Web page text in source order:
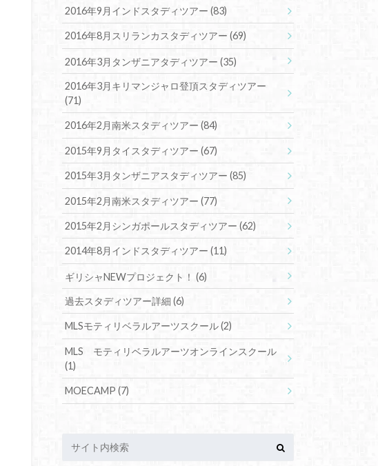
2016年9月インドスタディツアー(83)
2016年8月スリランカスタディツアー(69)
2016年3月タンザニアタディツアー(35)
2016年3月キリマンジャロ登頂スタディツアー
(71)
2016年2月南米スタディツアー(84)
2015年9月タイスタディツアー(67)
2015年3月タンザニアスタディツアー(85)
2015年2月南米スタディツアー(77)
2015年2月シンガポールスタディツアー(62)
2014年8月インドスタディツアー(11)
ギリシャNEWプロジェクト！(6)
過去スタディツアー詳細(6)
MLSモティリベラルアーツスクール(2)
MLS モティリベラルアーツオンラインスクール
(1)
MOECAMP(7)